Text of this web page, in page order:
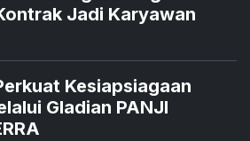
Jadi Karyawan
Kesiapsiagaan
Gladian PANJI